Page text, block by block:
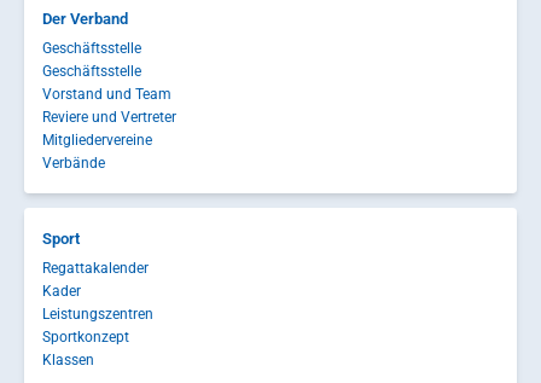
Der Verband
Geschäftsstelle
Geschäftsstelle
Vorstand und Team
Reviere und Vertreter
Mitgliedervereine
Verbände
Sport
Regattakalender
Kader
Leistungszentren
Sportkonzept
Klassen